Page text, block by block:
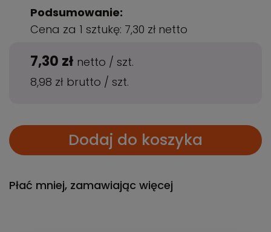
Podsumowanie:
Cena za 1 sztukę: 7,30 zł netto
7,30 zł netto / szt.
8,98 zł brutto / szt.
Dodaj do koszyka
Płać mniej, zamawiając więcej